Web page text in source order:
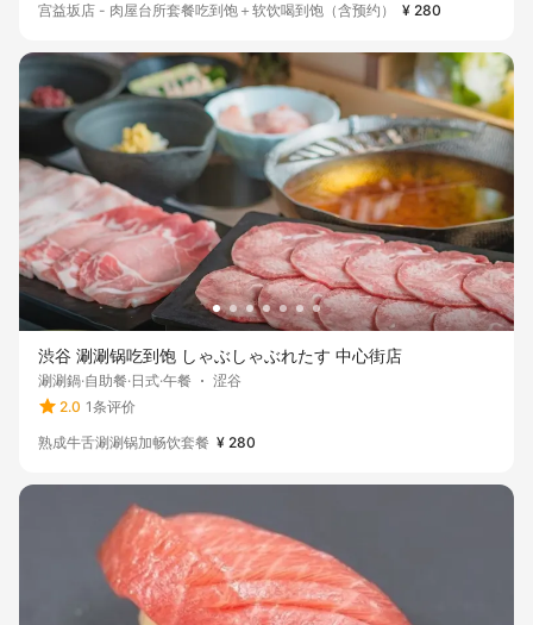
宫益坂店 - 肉屋台所套餐吃到饱＋软饮喝到饱（含预约）
¥ 280
渋谷 涮涮锅吃到饱 しゃぶしゃぶれたす 中心街店
涮涮鍋·自助餐·日式·午餐
涩谷
2.0 1条评价
熟成牛舌涮涮锅加畅饮套餐 ¥ 280